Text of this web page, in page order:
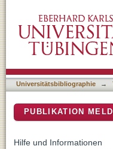
Universitätsbibliographie →
PUBLIKATION
Hilfe und Informationen